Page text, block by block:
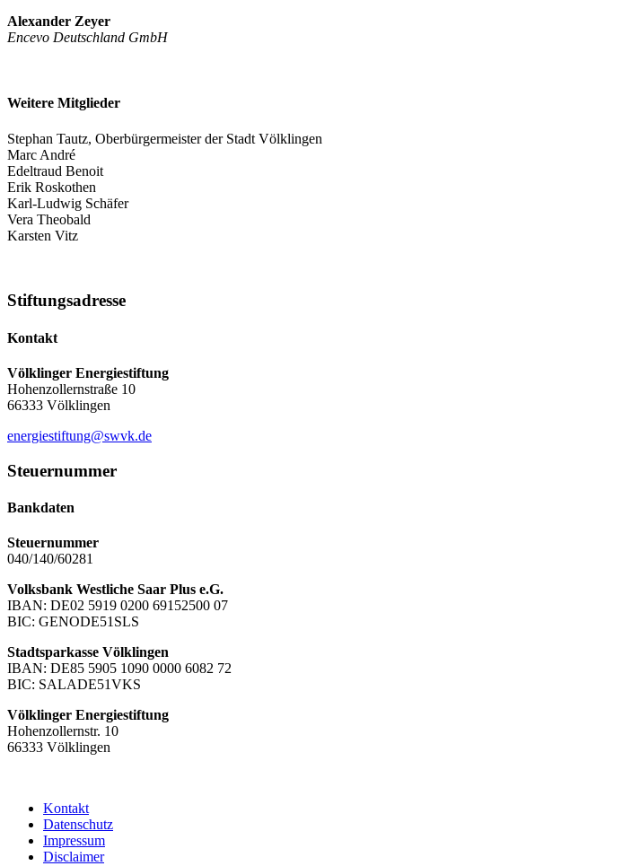
Alexander Zeyer
Encevo Deutschland GmbH
Weitere Mitglieder
Stephan Tautz, Oberbürgermeister der Stadt Völklingen
Marc André
Edeltraud Benoit
Erik Roskothen
Karl-Ludwig Schäfer
Vera Theobald
Karsten Vitz
Stiftungsadresse
Kontakt
Völklinger Energiestiftung
Hohenzollernstraße 10
66333 Völklingen
energiestiftung@swvk.de
Steuernummer
Bankdaten
Steuernummer
040/140/60281
Volksbank Westliche Saar Plus e.G.
IBAN: DE02 5919 0200 69152500 07
BIC: GENODE51SLS
Stadtsparkasse Völklingen
IBAN: DE85 5905 1090 0000 6082 72
BIC: SALADE51VKS
Völklinger Energiestiftung
Hohenzollernstr. 10
66333 Völklingen
Kontakt
Datenschutz
Impressum
Disclaimer